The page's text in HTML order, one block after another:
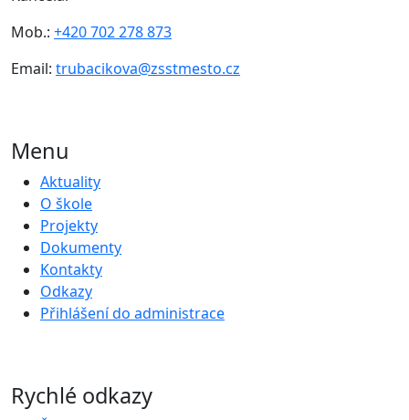
Mob.: +420 702 278 873
Email: trubacikova@zsstmesto.cz
Menu
Aktuality
O škole
Projekty
Dokumenty
Kontakty
Odkazy
Přihlášení do administrace
Rychlé odkazy